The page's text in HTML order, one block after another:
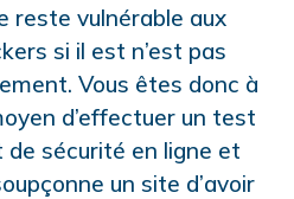
reste vulnérable aux
si il est n’est pas
Vous êtes donc à
d’effectuer un test
de sécurité en ligne et
un site d’avoir